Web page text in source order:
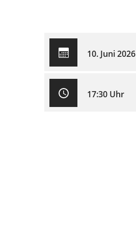
10. Juni 2026
17:30 Uhr